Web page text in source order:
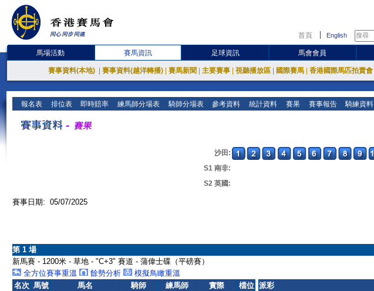
首頁 English
馬場活動 賽馬資訊 足球資訊 馬會會員
賽事資料(本地) 賽事資料(越洋轉播) 賽馬新聞 主要賽事 視聽播放區 國際賽馬 香港國際馬匹拍賣會
報名表 排位表 即時賠率 練馬師分場表 騎師分場表 參考資料 統計資料 賽果 賽事報告 騎練資料
沙田:
S1 南非:
S2 英國:
賽事日期: 05/07/2025
第 1 場
新馬賽 - 1200米 - 草地 - "C+3" 賽道 - 蒲偉士碟（平磅賽）
全方位賽事重溫
餘勢分析
模擬鳥瞰重溫
名次 馬號 馬名 騎師 練馬師
實際
檔位 派彩